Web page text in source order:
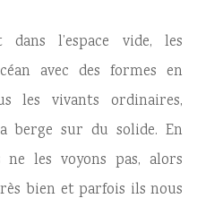
l’espace vide, les
avec des formes en
les vivants ordinaires,
berge sur du solide. En
les voyons pas, alors
bien et parfois ils nous